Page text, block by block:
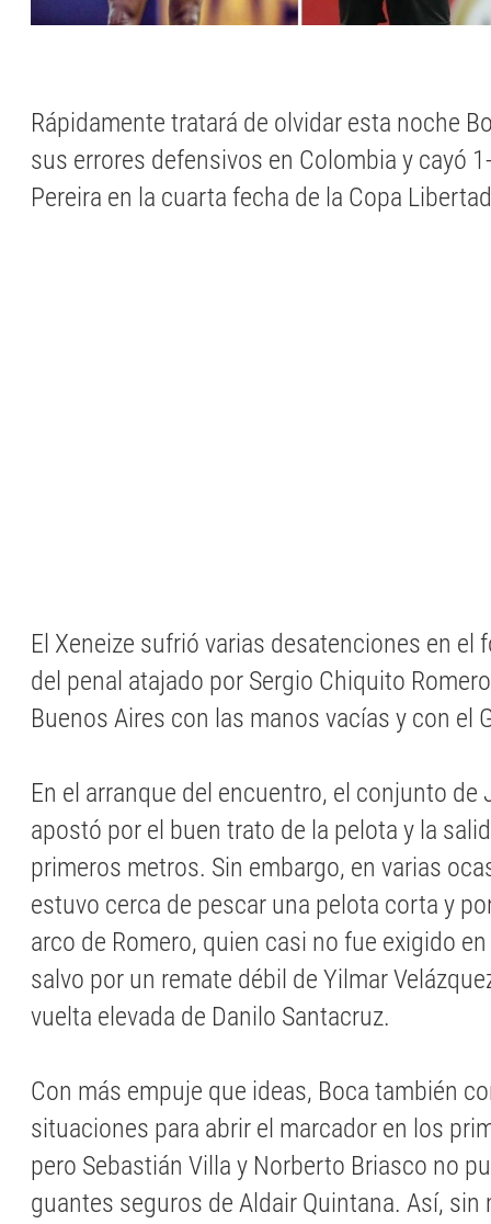
Rápidamente tratará de olvidar esta noche
sus errores defensivos en Colombia y cayó
Pereira en la cuarta fecha de la Copa
El Xeneize sufrió varias desatenciones en el
del penal atajado por Sergio Chiquito
Buenos Aires con las manos vacías y con el
En el arranque del encuentro, el conjunto de
apostó por el buen trato de la pelota y la
primeros metros. Sin embargo, en varias
estuvo cerca de pescar una pelota corta y
arco de Romero, quien casi no fue exigido
salvo por un remate débil de Yilmar
vuelta elevada de Danilo Santacruz.
Con más empuje que ideas, Boca también
situaciones para abrir el marcador en los
pero Sebastián Villa y Norberto Briasco no
guantes seguros de Aldair Quintana. Así, sin